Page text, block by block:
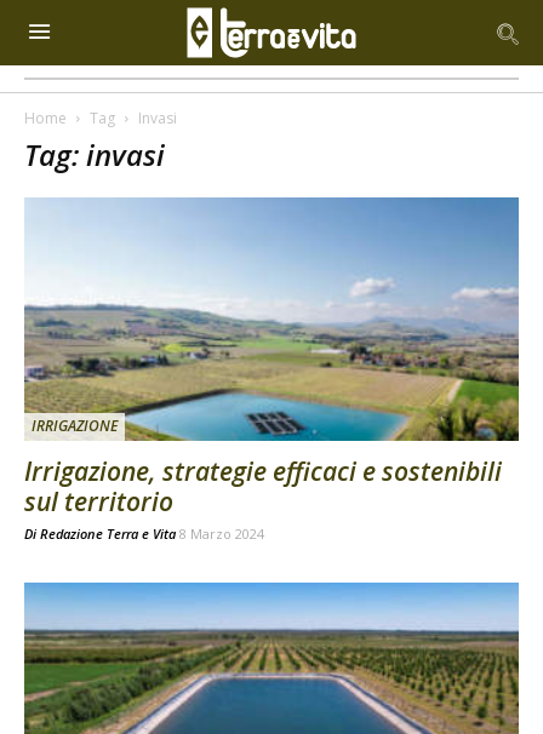
Home Tag Invasi
Tag: invasi
IRRIGAZIONE
Irrigazione, strategie efficaci e sostenibili
sul territorio
Di Redazione Terra e Vita 8 Marzo 2024